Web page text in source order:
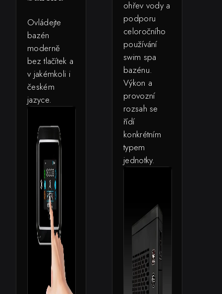
Ovládejte
bazén
moderně
bez tlačítek a
v jakémkoli i
českém
jazyce.
ohřev vody a
podporu
celoročního
používání
swim spa
bazénu.
Výkon a
provozní
rozsah se
řídí
konkrétním
typem
jednotky.